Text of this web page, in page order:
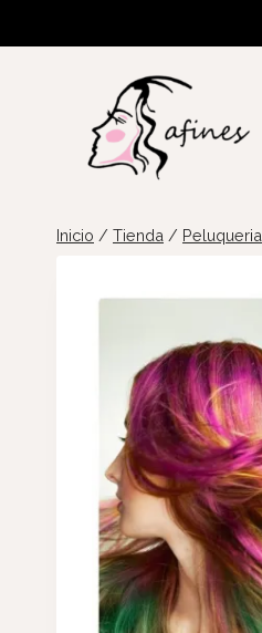
Inicio / Tienda / Peluqueria